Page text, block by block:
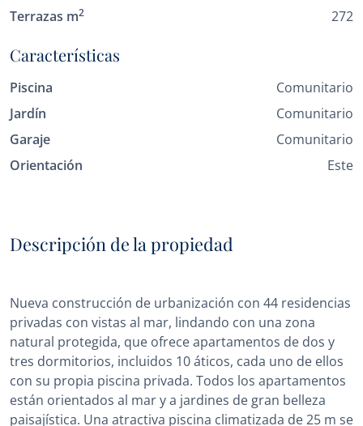
Terrazas m2 272
Características
Piscina
Comunitario
Jardín
Comunitario
Garaje
Comunitario
Orientación
Este
Descripción de la propiedad
Nueva construcción de urbanización con 44 residencias
privadas con vistas al mar, lindando con una zona
natural protegida, que ofrece apartamentos de dos y
tres dormitorios, incluidos 10 áticos, cada uno de ellos
con su propia piscina privada. Todos los apartamentos
están orientados al mar y a jardines de gran belleza
paisajística. Una atractiva piscina climatizada de 25 m se